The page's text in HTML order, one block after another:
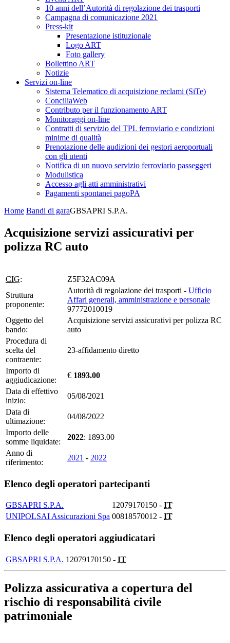
10 anni dell’Autorità di regolazione dei trasporti
Campagna di comunicazione 2021
Press-kit
Presentazione istituzionale
Logo ART
Foto gallery
Bollettino ART
Notizie
Servizi on-line
Sistema Telematico di acquisizione reclami (SiTe)
ConciliaWeb
Contributo per il funzionamento ART
Monitoraggi on-line
Contratti di servizio del TPL ferroviario e condizioni
minime di qualità
Prenotazione delle audizioni dei gestori aeroportuali
con gli utenti
Notifica di un nuovo servizio ferroviario passeggeri
Modulistica
Accesso agli atti amministrativi
Pagamenti spontanei pagoPA
Home Bandi di garaGBSAPRI S.P.A.
Acquisizione servizi assicurativi per
polizza RC auto
CIG:
Z5F32AC09A
Struttura
proponente:
Autorità di regolazione dei trasporti - Ufficio
Affari generali, amministrazione e personale
97772010019
Oggetto del
bando:
Acquisizione servizi assicurativi per polizza RC
auto
Procedura di
scelta del
contraente:
23-affidamento diretto
Importo di
aggiudicazione:
€ 1893.00
Data di effettivo
inizio:
05/08/2021
Data di
ultimazione:
04/08/2022
Importo delle
somme liquidate:
2022: 1893.00
Anno di
riferimento:
2021 - 2022
Elenco degli operatori partecipanti
GBSAPRI S.P.A. 12079170150 - IT
UNIPOLSAI Assicurazioni Spa 00818570012 - IT
Elenco degli operatori aggiudicatari
GBSAPRI S.P.A. 12079170150 - IT
Polizza assicurativa a copertura del
rischio di responsabilità civile
patrimoniale